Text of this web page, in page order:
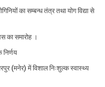
का सम्बन्ध तंत्र तथा योग विद्या से
का समारोह ।
निर्णय
(मनेर) में विशाल निःशुल्क स्वास्थ्य